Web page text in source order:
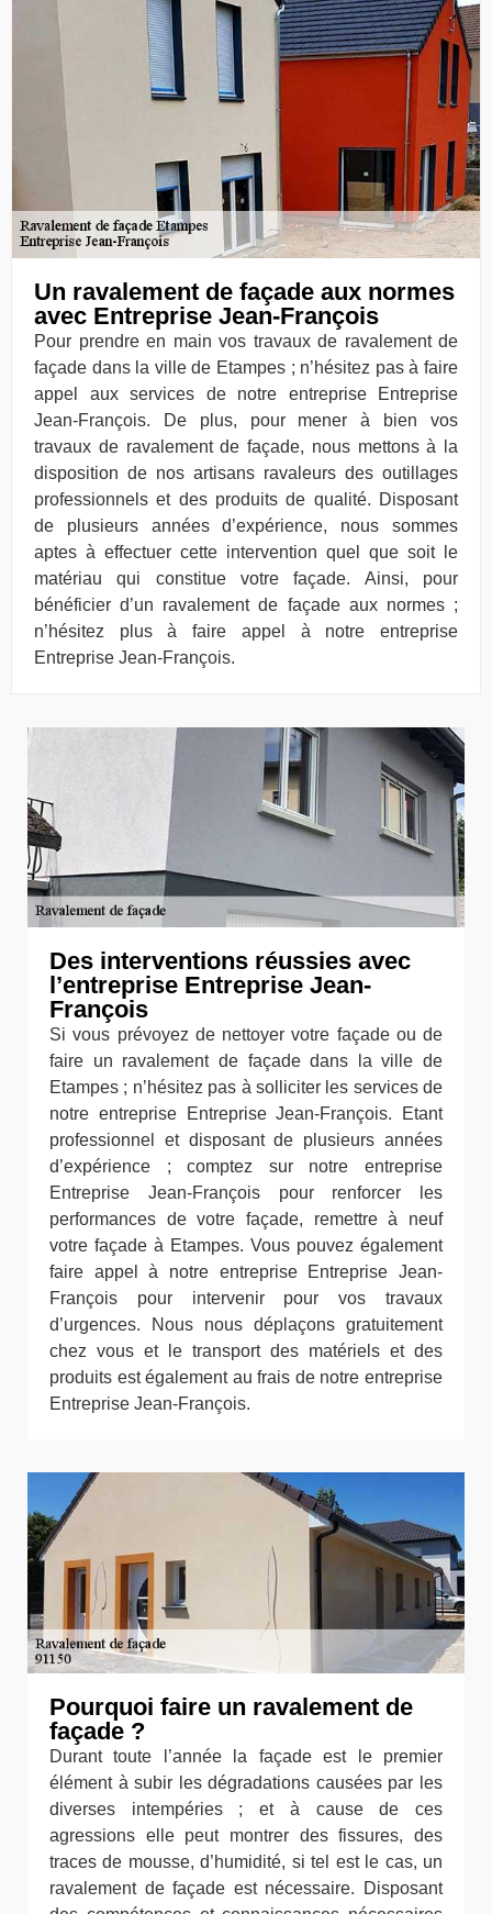
Un ravalement de façade aux normes
avec Entreprise Jean-François
Pour prendre en main vos travaux de ravalement de
façade dans la ville de Etampes ; n’hésitez pas à faire
appel aux services de notre entreprise Entreprise
Jean-François. De plus, pour mener à bien vos
travaux de ravalement de façade, nous mettons à la
disposition de nos artisans ravaleurs des outillages
professionnels et des produits de qualité. Disposant
de plusieurs années d’expérience, nous sommes
aptes à effectuer cette intervention quel que soit le
matériau qui constitue votre façade. Ainsi, pour
bénéficier d’un ravalement de façade aux normes ;
n’hésitez plus à faire appel à notre entreprise
Entreprise Jean-François.
Des interventions réussies avec
l’entreprise Entreprise Jean-
François
Si vous prévoyez de nettoyer votre façade ou de
faire un ravalement de façade dans la ville de
Etampes ; n’hésitez pas à solliciter les services de
notre entreprise Entreprise Jean-François. Etant
professionnel et disposant de plusieurs années
d’expérience ; comptez sur notre entreprise
Entreprise Jean-François pour renforcer les
performances de votre façade, remettre à neuf
votre façade à Etampes. Vous pouvez également
faire appel à notre entreprise Entreprise Jean-
François pour intervenir pour vos travaux
d’urgences. Nous nous déplaçons gratuitement
chez vous et le transport des matériels et des
produits est également au frais de notre entreprise
Entreprise Jean-François.
Pourquoi faire un ravalement de
façade ?
Durant toute l’année la façade est le premier
élément à subir les dégradations causées par les
diverses intempéries ; et à cause de ces
agressions elle peut montrer des fissures, des
traces de mousse, d’humidité, si tel est le cas, un
ravalement de façade est nécessaire. Disposant